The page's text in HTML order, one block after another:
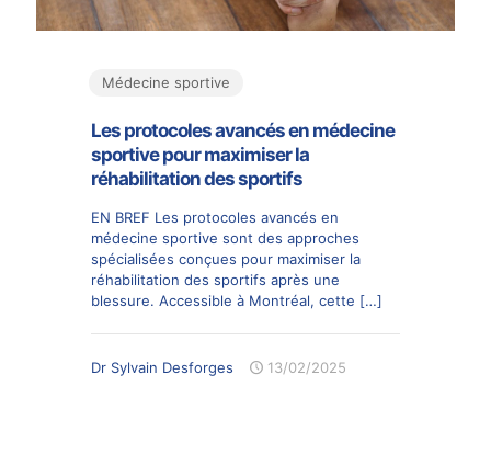
Médecine sportive
Les protocoles avancés en médecine
sportive pour maximiser la
réhabilitation des sportifs
EN BREF Les protocoles avancés en
médecine sportive sont des approches
spécialisées conçues pour maximiser la
réhabilitation des sportifs après une
blessure. Accessible à Montréal, cette […]
Dr Sylvain Desforges 13/02/2025